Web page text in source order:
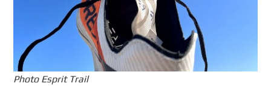
Photo Esprit Trail